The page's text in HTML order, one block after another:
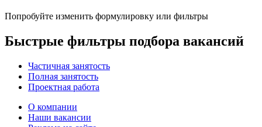
Попробуйте изменить формулировку или фильтры
Быстрые фильтры подбора вакансий
Частичная занятость
Полная занятость
Проектная работа
О компании
Наши вакансии